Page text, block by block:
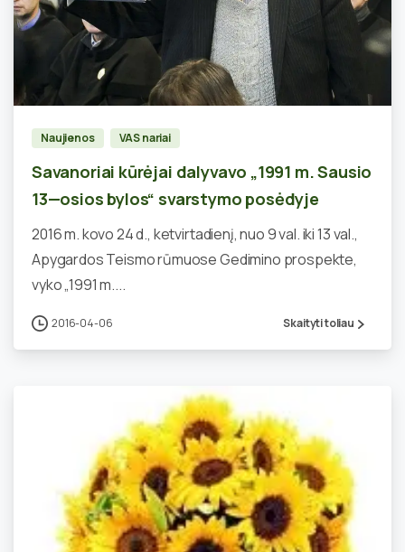
Naujienos VAS nariai
Savanoriai kūrėjai dalyvavo „1991 m. Sausio
13—osios bylos“ svarstymo posėdyje
2016 m. kovo 24 d., ketvirtadienį, nuo 9 val. iki 13 val.,
Apygardos Teismo rūmuose Gedimino prospekte,
vyko „1991 m....
2016-04-06 Skaityti toliau